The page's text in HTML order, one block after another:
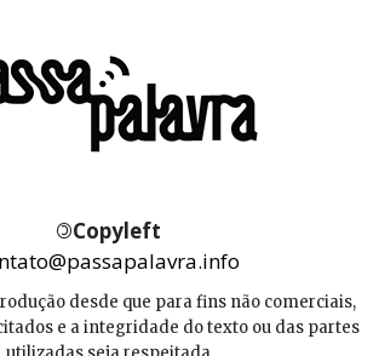
©Copyleft
desde que para fins não comerciais,
e a integridade do texto ou das partes